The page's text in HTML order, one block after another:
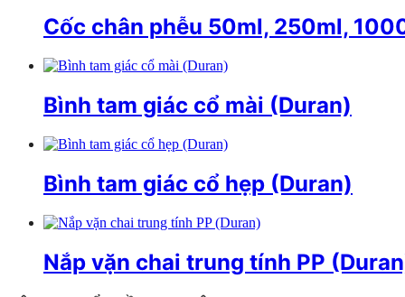
Cốc chân phễu 50ml, 250ml,
Bình tam giác cổ mài (Duran)
Bình tam giác cổ hẹp (Duran)
Nắp vặn chai trung tính PP